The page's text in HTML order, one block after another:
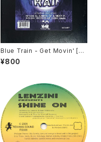
Blue Train - Get Movin' [M
AW / 1997]
¥800